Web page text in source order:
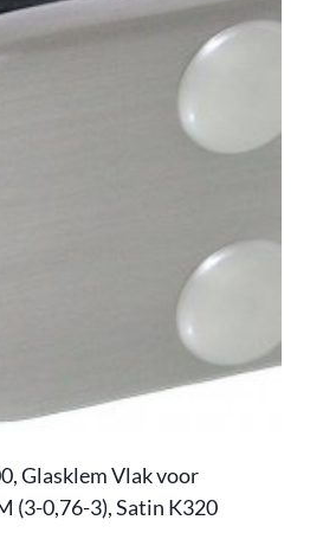
Glasklem Vlak voor
(3-0,76-3), Satin K320